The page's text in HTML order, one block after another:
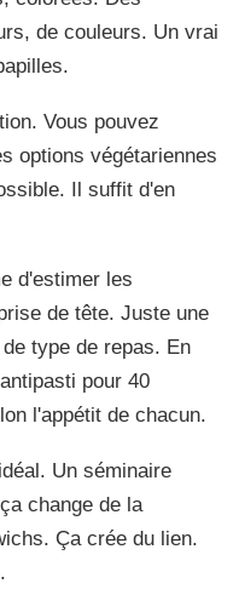
de couleurs. Un vrai
Vous pouvez
options végétariennes
Il suffit d'en
d'estimer les
de tête. Juste une
type de repas. En
pour 40
l'appétit de chacun.
Un séminaire
change de la
Ça crée du lien.